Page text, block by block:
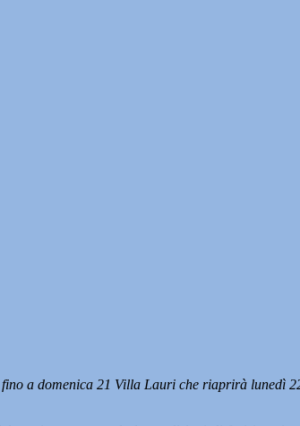
fino a domenica 21 Villa Lauri che riaprirà lunedì